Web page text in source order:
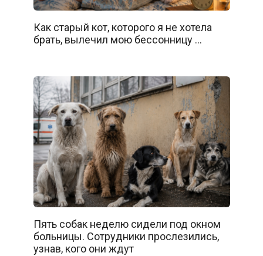
Как старый кот, которого я не хотела
брать, вылечил мою бессонницу …
Пять собак неделю сидели под окном
больницы. Сотрудники прослезились,
узнав, кого они ждут